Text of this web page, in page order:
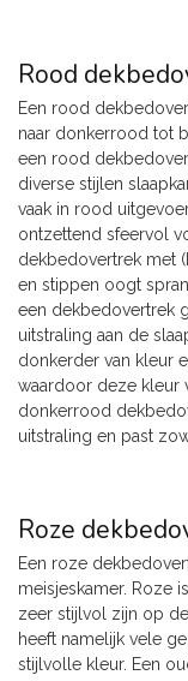
Rood
Een rood
naar donkerrood tot
een rood
diverse stijlen
vaak in rood
ontzettend sfeervol
dekbedovertrek met
en stippen oogt
een dekbedovertrek
uitstraling aan de
donkerder van kleur
waardoor deze kleur
donkerrood
uitstraling en past
Roze
Een roze
meisjeskamer. Roze
zeer stijlvol zijn op
heeft namelijk vele
stijlvolle kleur. Een